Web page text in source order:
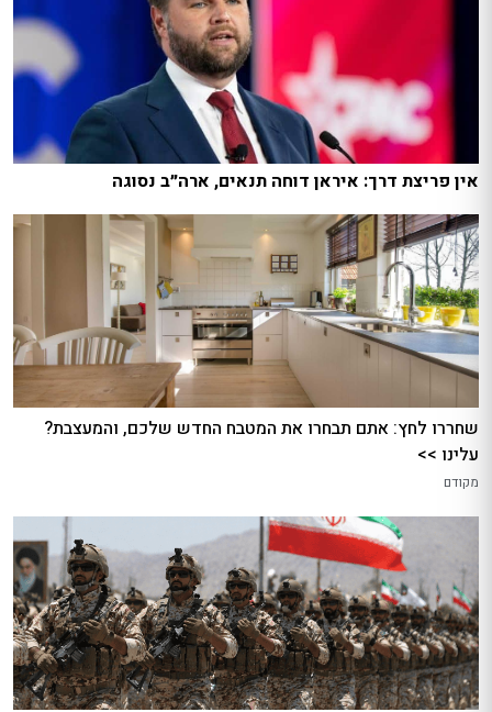
אין פריצת דרך: איראן דוחה תנאים, ארה״ב נסוגה
שחררו לחץ: אתם תבחרו את המטבח החדש שלכם, והמעצבת?
עלינו >>
מקודם